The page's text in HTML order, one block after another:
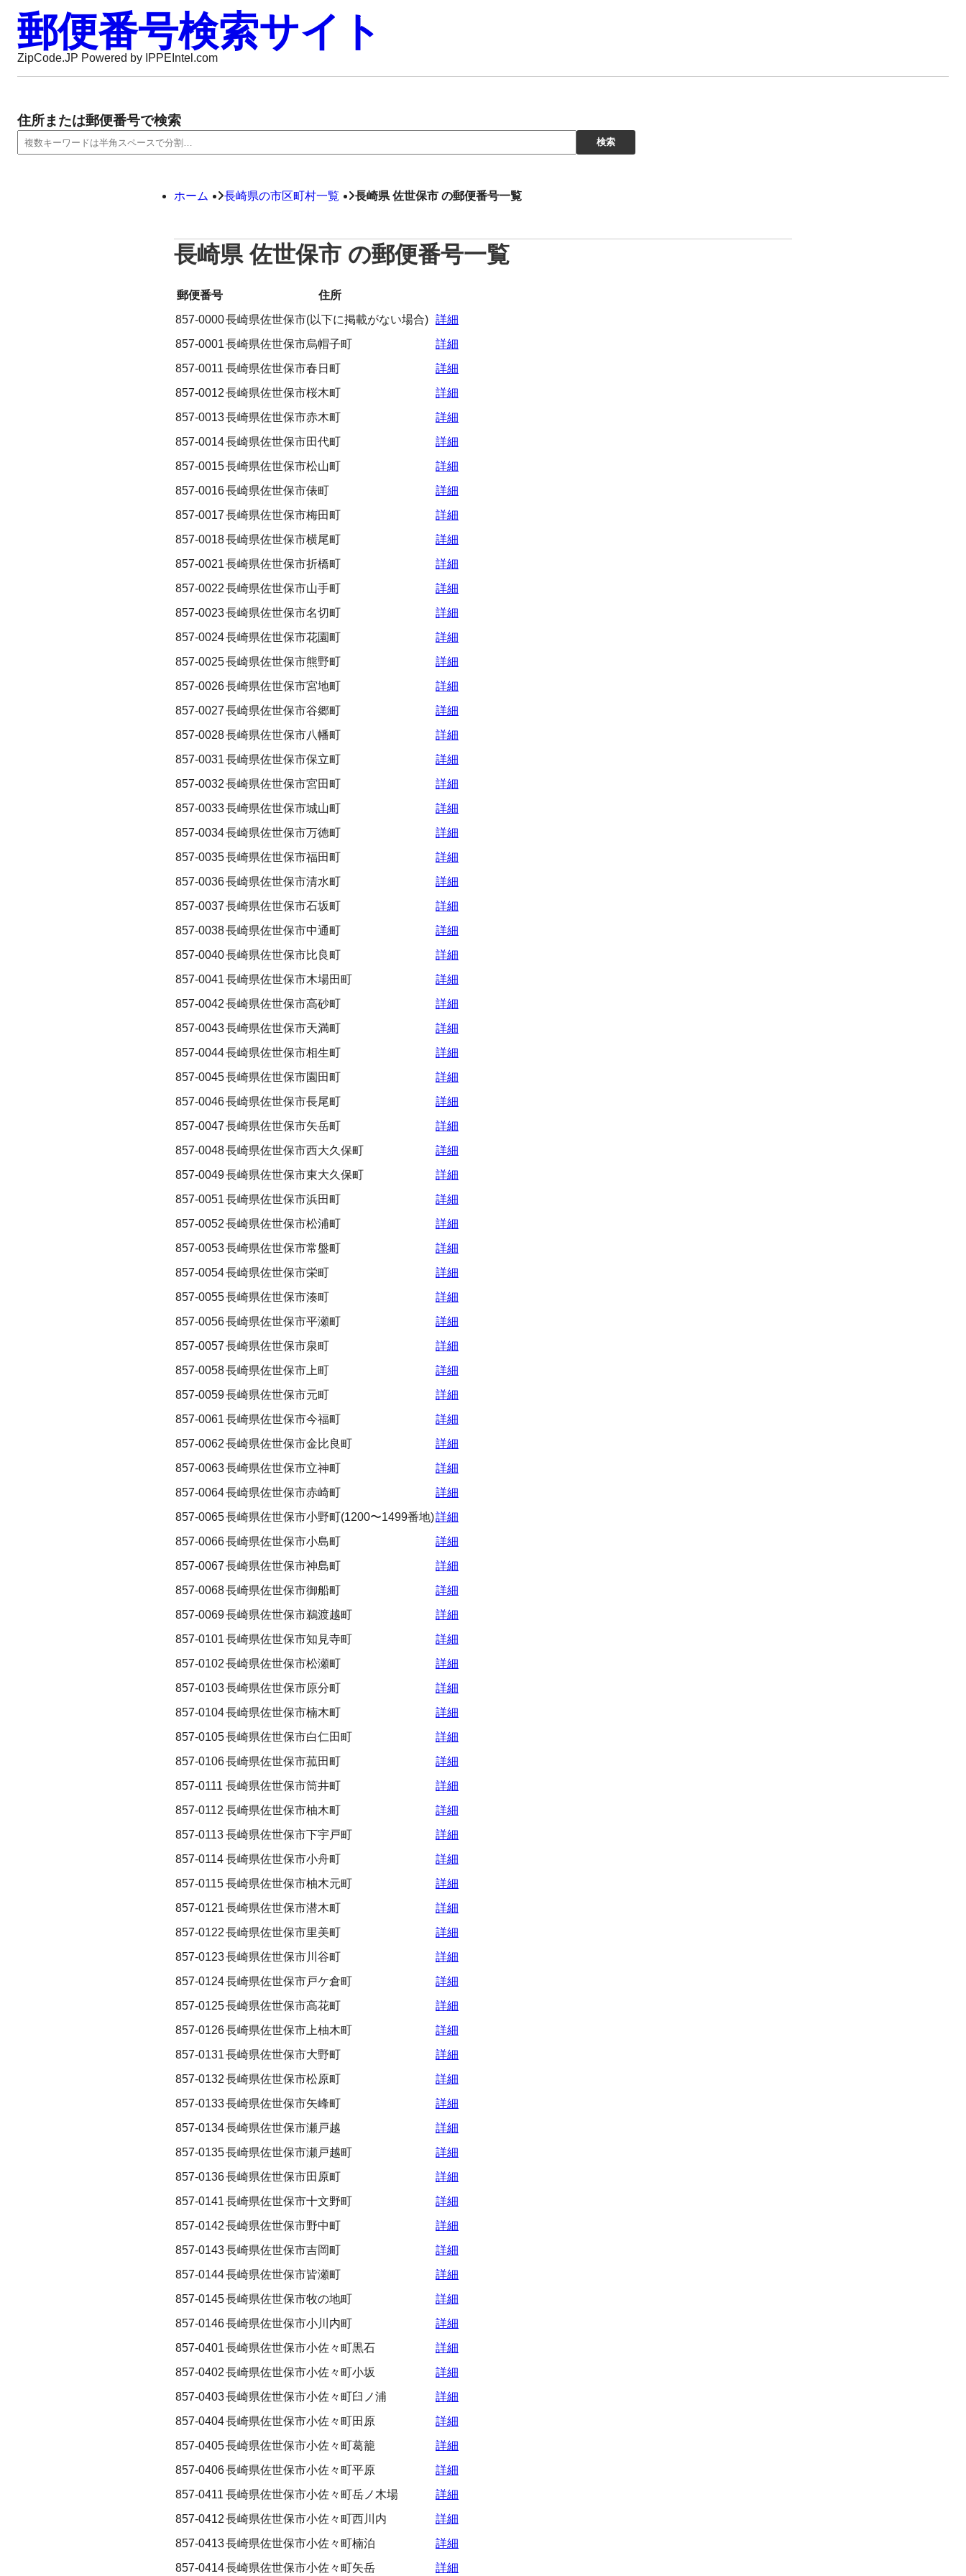
郵便番号検索サイト
ZipCode.JP Powered by IPPEIntel.com
住所または郵便番号で検索
ホーム 長崎県の市区町村一覧 長崎県 佐世保市 の郵便番号一覧
長崎県 佐世保市 の郵便番号一覧
郵便番号
住所
857-0000長崎県佐世保市(以下に掲載がない場合) 詳細
857-0001長崎県佐世保市烏帽子町
詳細
857-0011 長崎県佐世保市春日町
詳細
857-0012長崎県佐世保市桜木町
詳細
857-0013長崎県佐世保市赤木町
詳細
857-0014長崎県佐世保市田代町
詳細
857-0015長崎県佐世保市松山町
詳細
857-0016長崎県佐世保市俵町
詳細
857-0017長崎県佐世保市梅田町
詳細
857-0018長崎県佐世保市横尾町
詳細
857-0021長崎県佐世保市折橋町
詳細
857-0022長崎県佐世保市山手町
詳細
857-0023長崎県佐世保市名切町
詳細
857-0024長崎県佐世保市花園町
詳細
857-0025長崎県佐世保市熊野町
詳細
857-0026長崎県佐世保市宮地町
詳細
857-0027長崎県佐世保市谷郷町
詳細
857-0028長崎県佐世保市八幡町
詳細
857-0031長崎県佐世保市保立町
詳細
857-0032長崎県佐世保市宮田町
詳細
857-0033長崎県佐世保市城山町
詳細
857-0034長崎県佐世保市万徳町
詳細
857-0035長崎県佐世保市福田町
詳細
857-0036長崎県佐世保市清水町
詳細
857-0037長崎県佐世保市石坂町
詳細
857-0038長崎県佐世保市中通町
詳細
857-0040長崎県佐世保市比良町
詳細
857-0041長崎県佐世保市木場田町
詳細
857-0042長崎県佐世保市高砂町
詳細
857-0043長崎県佐世保市天満町
詳細
857-0044長崎県佐世保市相生町
詳細
857-0045長崎県佐世保市園田町
詳細
857-0046長崎県佐世保市長尾町
詳細
857-0047長崎県佐世保市矢岳町
詳細
857-0048長崎県佐世保市西大久保町
詳細
857-0049長崎県佐世保市東大久保町
詳細
857-0051長崎県佐世保市浜田町
詳細
857-0052長崎県佐世保市松浦町
詳細
857-0053長崎県佐世保市常盤町
詳細
857-0054長崎県佐世保市栄町
詳細
857-0055長崎県佐世保市湊町
詳細
857-0056長崎県佐世保市平瀬町
詳細
857-0057長崎県佐世保市泉町
詳細
857-0058長崎県佐世保市上町
詳細
857-0059長崎県佐世保市元町
詳細
857-0061長崎県佐世保市今福町
詳細
857-0062長崎県佐世保市金比良町
詳細
857-0063長崎県佐世保市立神町
詳細
857-0064長崎県佐世保市赤崎町
詳細
857-0065長崎県佐世保市小野町(1200〜1499番地)詳細
857-0066長崎県佐世保市小島町
詳細
857-0067長崎県佐世保市神島町
詳細
857-0068長崎県佐世保市御船町
詳細
857-0069長崎県佐世保市鵜渡越町
詳細
857-0101長崎県佐世保市知見寺町
詳細
857-0102長崎県佐世保市松瀬町
詳細
857-0103長崎県佐世保市原分町
詳細
857-0104長崎県佐世保市楠木町
詳細
857-0105長崎県佐世保市白仁田町
詳細
857-0106長崎県佐世保市菰田町
詳細
857-0111 長崎県佐世保市筒井町
詳細
857-0112 長崎県佐世保市柚木町
詳細
857-0113長崎県佐世保市下宇戸町
詳細
857-0114長崎県佐世保市小舟町
詳細
857-0115長崎県佐世保市柚木元町
詳細
857-0121長崎県佐世保市潜木町
詳細
857-0122長崎県佐世保市里美町
詳細
857-0123長崎県佐世保市川谷町
詳細
857-0124長崎県佐世保市戸ケ倉町
詳細
857-0125長崎県佐世保市高花町
詳細
857-0126長崎県佐世保市上柚木町
詳細
857-0131長崎県佐世保市大野町
詳細
857-0132長崎県佐世保市松原町
詳細
857-0133長崎県佐世保市矢峰町
詳細
857-0134長崎県佐世保市瀬戸越
詳細
857-0135長崎県佐世保市瀬戸越町
詳細
857-0136長崎県佐世保市田原町
詳細
857-0141長崎県佐世保市十文野町
詳細
857-0142長崎県佐世保市野中町
詳細
857-0143長崎県佐世保市吉岡町
詳細
857-0144長崎県佐世保市皆瀬町
詳細
857-0145長崎県佐世保市牧の地町
詳細
857-0146長崎県佐世保市小川内町
詳細
857-0401長崎県佐世保市小佐々町黒石
詳細
857-0402長崎県佐世保市小佐々町小坂
詳細
857-0403長崎県佐世保市小佐々町臼ノ浦
詳細
857-0404長崎県佐世保市小佐々町田原
詳細
857-0405長崎県佐世保市小佐々町葛籠
詳細
857-0406長崎県佐世保市小佐々町平原
詳細
857-0411 長崎県佐世保市小佐々町岳ノ木場
詳細
857-0412長崎県佐世保市小佐々町西川内
詳細
857-0413長崎県佐世保市小佐々町楠泊
詳細
857-0414長崎県佐世保市小佐々町矢岳 詳細